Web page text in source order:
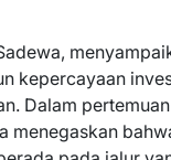
kepercayaan
Dalam
menegaskan